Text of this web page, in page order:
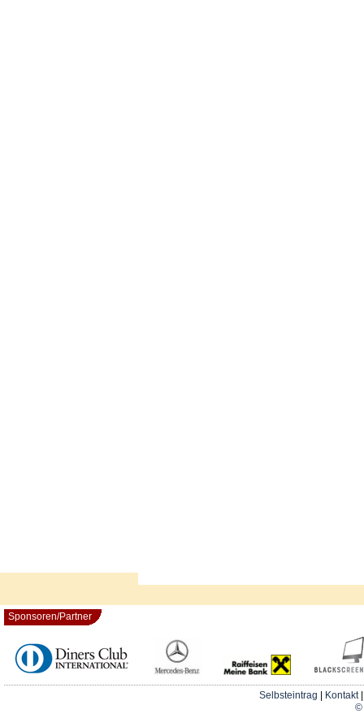
Sponsoren/Partner
Selbsteintrag Kontakt
©